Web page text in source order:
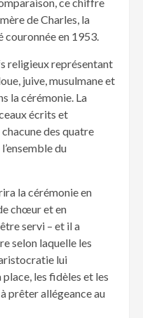
de Charles, la
couronnée en 1953.
religieux représentant
juive, musulmane et
la cérémonie. La
écrits et
des quatre
du
la cérémonie en
chœur et en
servi – et il a
selon laquelle les
lui
les fidèles et les
prêter allégeance au